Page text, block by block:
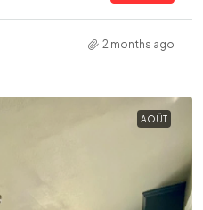
2 months ago
AOÛT